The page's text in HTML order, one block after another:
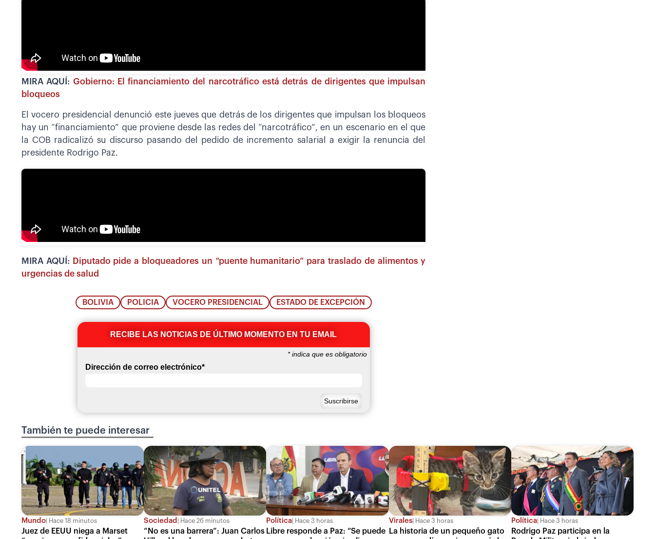
MIRA AQUÍ: Gobierno: El financiamiento del narcotráfico está detrás de dirigentes que impulsan
bloqueos
El vocero presidencial denunció este jueves que detrás de los dirigentes que impulsan los bloqueos
hay un “financiamiento” que proviene desde las redes del “narcotráfico”, en un escenario en el que
la COB radicalizó su discurso pasando del pedido de incremento salarial a exigir la renuncia del
presidente Rodrigo Paz.
MIRA AQUÍ: Diputado pide a bloqueadores un “puente humanitario” para traslado de alimentos y
urgencias de salud
BOLIVIA POLICIA VOCERO PRESIDENCIAL ESTADO DE EXCEPCIÓN
RECIBE LAS NOTICIAS DE ÚLTIMO MOMENTO EN TU EMAIL
*indica que es obligatorio
Dirección de correo electrónico*
También te puede interesar
Mundo Hace 18 minutos
Juez de EEUU niega a Marset
Sociedad Hace 26 minutos
“No es una barrera”: Juan Carlos
Política Hace 3 horas
Libre responde a Paz: “Se puede
Virales Hace 3 horas
La historia de un pequeño gato
Política Hace 3 horas
Rodrigo Paz participa en la